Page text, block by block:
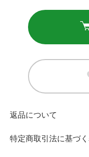
返品について
特定商取引法に基づ